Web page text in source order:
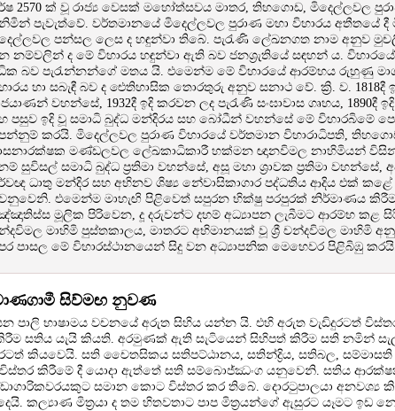
2570 ක් වූ රාජ්‍ය වෙසක් මහෝත්සවය මාතර, තිහගොඩ, මිදෙල්ලවල
පැවැත්වේ. වර්තමානයේ මිදෙල්ලවල පුරාණ මහා විහාරය අතීතයේ
පන්සල ලෙස ද හඳුන්වා තිබේ. පැරැණි ලේඛනගත නාම අනුව
නම්වලින් ද මේ විහාරය හඳුන්වා ඇති බව ජනශ්‍රැතියේ සඳහන් ය.
බව පැරැන්නන්ගේ මතය යි. එමෙන්ම මේ විහාරයේ ආරම්භය රුහුණු
හා සබැඳී බව ද ඓතිහාසික තොරතුරු අනුව සනාථ වේ. ක්‍රි. ව.
වහන්සේ, 1932දී ඉදි කරවන ලද පැරැණි සංඝාවාස ගෘහය, 1890දී
පසුව ඉදි වූ සමාධි බුද්ධ මන්දිරය සහ බෝධීන් වහන්සේ මේ විහාරබිමේ
කරයි. මිදෙල්ලවල පුරාණ විහාරයේ වර්තමාන විහාරාධිපති,
මණ්ඩලවල ලේඛකාධිකාරී හක්මන ඥානවිමල නාහිමියන් විසින්
සුවිසල් සමාධි බුද්ධ ප්‍රතිමා වහන්සේ, අසූ මහා ශ්‍රාවක ප්‍රතිමා වහන්සේ,
ධාතු මන්දිර සහ අභිනව ශිෂ්‍ය නේවාසිකාගාර පද්ධතිය ආදිය එක්
එමෙන්ම මාහැඟි පිළිවෙත් සපුරන භික්ෂු පරපුරක් නිර්මාණය
මූලික පිරිවෙන, දූ දරුවන්ට දහම් අධ්‍යාපන ලැබීමට ආරම්භ කළ සිරි
මාහිමි පුස්තකාලය, මාතරට අභිමානයක් වූ ශ්‍රී චන්දවිමල මාහිමි
පාසල මේ විහාරස්ථානයෙන් සිදු වන අධ්‍යාපනික මෙහෙවර පිළිබිඹු
සිව්මඟ නුවණ
පාලි භාෂාමය වචනයේ අරුත සිහිය යන්න යි. එහි අරුත වැඩිදුරටත්
සතිය යැයි කියති. අරමුණක් ඇති සැටියෙන් සිහිපත් කිරීම සති නමින්
කියවෙයි. සති චෛතසිකය සතිපට්ඨානය, සතින්ද්‍රිය, සතිබල,
විස්තර කිරීමේ දී යොදා ඇත්තේ සති සම්බොජ්ඣංග යනුවෙනි. සතිය
සමාන කොට විස්තර කර තිබේ. දොරටුපාලයා
කල්‍යාණ මිත්‍රයා ද තම හිතවතාට පාප මිත්‍රයන්ගේ ඇසුරට යෑමට ඉඩ